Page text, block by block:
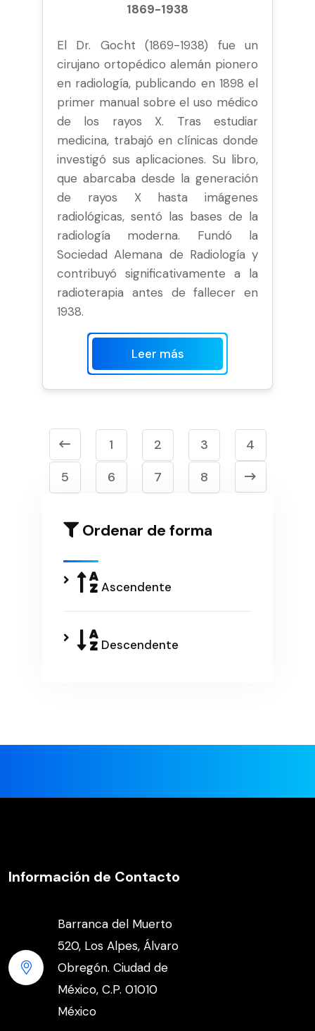
1869-1938
El Dr. Gocht (1869-1938) fue un
cirujano ortopédico alemán pionero
en radiología, publicando en 1898 el
primer manual sobre el uso médico
de los rayos X. Tras estudiar
medicina, trabajó en clínicas donde
investigó sus aplicaciones. Su libro,
que abarcaba desde la generación
de rayos X hasta imágenes
radiológicas, sentó las bases de la
radiología moderna. Fundó la
Sociedad Alemana de Radiología y
contribuyó significativamente a la
radioterapia antes de fallecer en
1938.
Leer más
1 2 3
4
5
6 7 8
Ordenar de forma
Ascendente
Descendente
Información de Contacto
Barranca del Muerto
520, Los Alpes, Álvaro
Obregón. Ciudad de
México, C.P. 01010
México